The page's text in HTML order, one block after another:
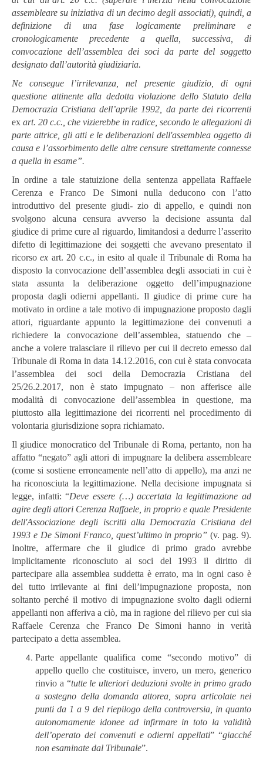
assembleare su iniziativa di un decimo degli associati), quindi, a
definizione di una fase logicamente preliminare e
cronologicamente precedente a quella, successiva, di
convocazione dell’assemblea dei soci da parte del soggetto
designato dall’autorità giudiziaria.
Ne consegue l’irrilevanza, nel presente giudizio, di ogni
questione attinentealla dedotta violazione delloStatuto della
Democrazia Cristiana dell’aprile 1992, da parte dei ricorrenti
ex art. 20 c.c., che vizierebbe in radice, secondo le allegazioni di
parte attrice, gli atti e le deliberazioni dell'assemblea oggetto di
causa e l’assorbimento delle altre censure strettamente connesse
a quella in esame”.
In ordine a tale statuizione della sentenza appellata Raffaele
Cerenza e Franco De Simoni nulla deducono con l’atto
introduttivo del presente giudi- zio di appello, e quindi non
svolgono alcuna censura avverso la decisione assunta dal
giudice di prime cure al riguardo, limitandosi a dedurre l’asserito
difetto di legittimazione dei soggetti che avevano presentato il
ricorsoex art. 20 c.c., in esito al quale il Tribunale di Roma ha
disposto la convocazione dell’assemblea degli associati in cui è
stata assunta la deliberazione oggetto dell’impugnazione
proposta dagli odierni appellanti. Il giudice di prime cure ha
motivato in ordine a tale motivo di impugnazione proposto dagli
attori, riguardante appunto la legittimazione dei convenuti a
richiedere la convocazione dell’assemblea, statuendo che –
anche a volere tralasciare il rilievo per cui il decreto emesso dal
Tribunale di Roma in data 14.12.2016, con cui è stata convocata
l’assemblea dei soci della Democrazia Cristiana del
25/26.2.2017, non è stato impugnato – non afferisce alle
modalità di convocazione dell’assemblea in questione, ma
piuttosto alla legittimazione dei ricorrenti nel procedimento di
volontaria giurisdizione sopra richiamato.
Il giudice monocratico del Tribunale di Roma, pertanto, non ha
affatto “negato” agli attori di impugnare la delibera assembleare
(come si sostiene erroneamente nell’atto di appello), ma anzi ne
ha riconosciuta la legittimazione. Nella decisione impugnata si
legge, infatti: “Deve essere (…) accertata la legittimazione ad
agire degli attori Cerenza Raffaele, in proprio e quale Presidente
dell'Associazione degli iscritti alla Democrazia Cristiana del
1993 e De Simoni Franco, quest’ultimo in proprio”(v. pag. 9).
Inoltre, affermare che il giudice di primo grado avrebbe
implicitamente riconosciuto ai soci del 1993 il diritto di
partecipare alla assemblea suddetta è errato, ma in ogni caso è
del tutto irrilevante ai fini dell’impugnazione proposta, non
soltanto perché il motivo di impugnazione svolto dagli odierni
appellanti non afferiva a ciò, ma in ragione del rilievo per cui sia
Raffaele Cerenza che Franco De Simoni hanno in verità
partecipato a detta assemblea.
Parte appellante qualifica come “secondo motivo” di
appello quello che costituisce, invero, un mero, generico
rinvio a “tutte le ulteriori deduzioni svolte in primo grado
a sostegno della domanda attorea, sopra articolate nei
punti da 1 a 9 del riepilogo della controversia, in quanto
autonomamente idonee ad infirmare in toto la validità
dell’operato dei convenuti e odierni appellati” “giacché
non esaminate dal Tribunale”.